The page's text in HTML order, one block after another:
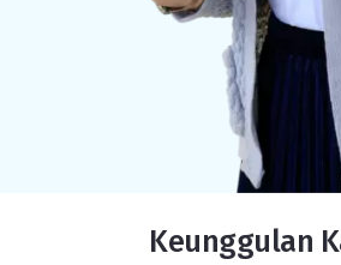
Keunggulan